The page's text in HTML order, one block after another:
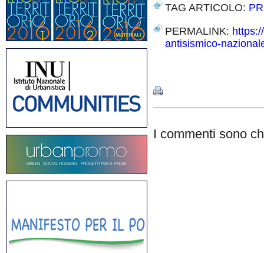
TAG ARTICOLO:
PERMALINK:
antisismico-
I commenti sono